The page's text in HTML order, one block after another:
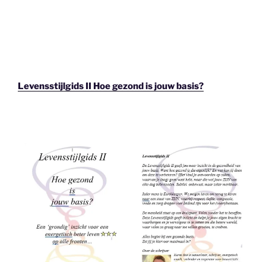
Levensstijlgids II Hoe gezond is jouw basis?